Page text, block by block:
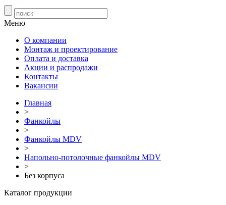
Меню
О компании
Монтаж и проектирование
Оплата и доставка
Акции и распродажи
Контакты
Вакансии
Главная
>
Фанкойлы
>
Фанкойлы MDV
>
Напольно-потолочные фанкойлы MDV
>
Без корпуса
Каталог продукции